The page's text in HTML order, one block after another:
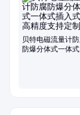
声波流量计、玻璃
气式液位计、压力
流量计、旋进漩
贝特电磁流量计
防爆分体式一体